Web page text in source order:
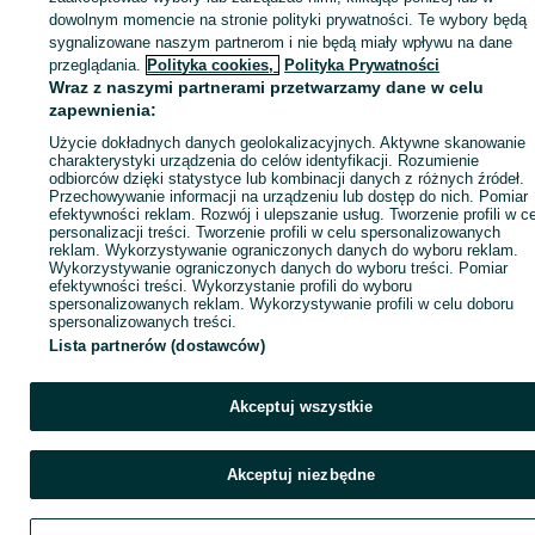
ID:701989798 Wyświetlenia:
dowolnym momencie na stronie polityki prywatności. Te wybory będą
sygnalizowane naszym partnerom i nie będą miały wpływu na dane
przeglądania. Polityka cookies, Polityka Prywatności
Wraz z naszymi partnerami przetwarzamy dane w celu
zapewnienia:
Użycie dokładnych danych geolokalizacyjnych. Aktywne skanowanie
charakterystyki urządzenia do celów identyfikacji. Rozumienie
odbiorców dzięki statystyce lub kombinacji danych z różnych źródeł.
Przechowywanie informacji na urządzeniu lub dostęp do nich. Pomiar
efektywności reklam. Rozwój i ulepszanie usług. Tworzenie profili w
personalizacji treści. Tworzenie profili w celu spersonalizowanych
reklam. Wykorzystywanie ograniczonych danych do wyboru reklam.
Wykorzystywanie ograniczonych danych do wyboru treści. Pomiar
efektywności treści. Wykorzystanie profili do wyboru
spersonalizowanych reklam. Wykorzystywanie profili w celu doboru
spersonalizowanych treści.
Lista partnerów (dostawców)
Akceptuj wszystkie
Akceptuj niezbędne